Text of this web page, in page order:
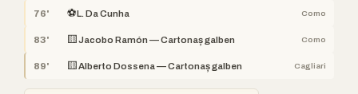
76' ⚽L. Da Cunha Como
83' 🟨 Jacobo Ramón — Cartonaș galben Como
89' 🟨 Alberto Dossena — Cartonaș galben Cagliari